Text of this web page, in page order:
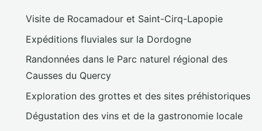
Visite de Rocamadour et Saint-Cirq-Lapopie
Expéditions fluviales sur la Dordogne
Randonnées dans le Parc naturel régional des
Causses du Quercy
Exploration des grottes et des sites préhistoriques
Dégustation des vins et de la gastronomie locale